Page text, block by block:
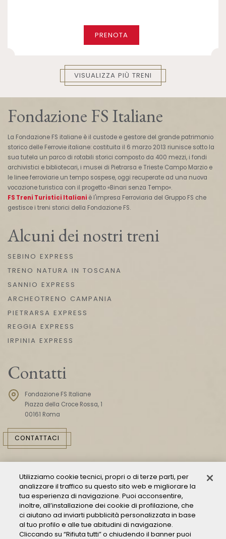
PRENOTA
VISUALIZZA PIÙ TRENI
Fondazione FS Italiane
La Fondazione FS italiane è il custode e gestore del grande patrimonio
storico delle Ferrovie italiane: costituita il 6 marzo 2013 riunisce sotto la
sua tutela un parco di rotabili storici composto da 400 mezzi, i fondi
archivistici e bibliotecari, i musei di Pietrarsa e Trieste Campo Marzio e
le linee ferroviarie un tempo sospese, oggi recuperate ad una nuova
vocazione turistica con il progetto «Binari senza Tempo».
FS Treni Turistici Italiani è l'impresa Ferroviaria del Gruppo FS che
gestisce i treni storici della Fondazione FS.
Alcuni dei nostri treni
SEBINO EXPRESS
TRENO NATURA IN TOSCANA
SANNIO EXPRESS
ARCHEOTRENO CAMPANIA
PIETRARSA EXPRESS
REGGIA EXPRESS
IRPINIA EXPRESS
Contatti
Fondazione FS Italiane
Piazza della Croce Rossa, 1
00161 Roma
CONTATTACI
Consulta il Modello 231
Gestione delle segnalazioni - Whistleblowing
Utilizziamo cookie tecnici, propri o di terze parti, per
analizzare il traffico su questo sito web e migliorare la
tua esperienza di navigazione. Puoi acconsentire,
inoltre, all’installazione dei cookie di profilazione, che
ci aiutano ad inviarti pubblicità personalizzata in base
al tuo profilo e alle tue abitudini di navigazione.
Cliccando su “Rifiuta tutti” o chiudendo il banner puoi